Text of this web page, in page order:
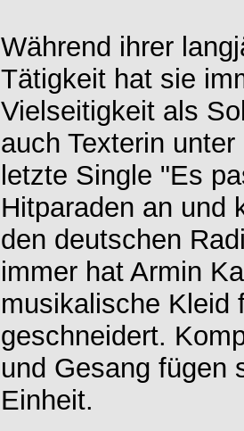
Während ihrer
Tätigkeit hat sie
Vielseitigkeit als
auch Texterin
letzte Single "Es
Hitparaden an und
den deutschen
immer hat Armin
musikalische Kleid
geschneidert.
und Gesang fügen
Einheit.